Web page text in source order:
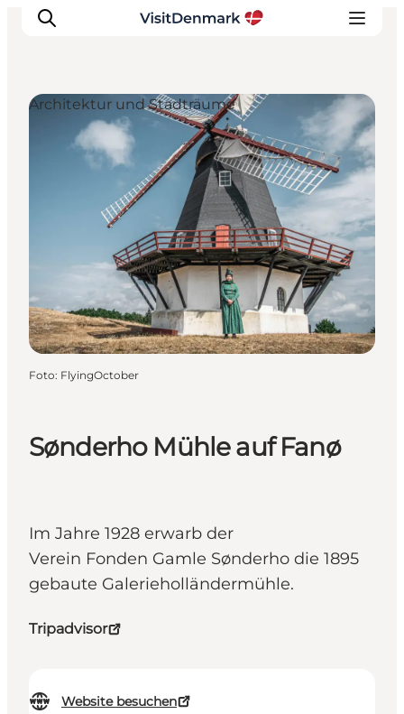
Inspiration
Regionen
Erlebnisse
Unterkünfte
Reiseplanung
Sønderho Mühle auf Fanø
Im Jahre 1928 erwarb der
Verein Fonden Gamle Sønderho die 1895
gebaute Galerieholländermühle.
Tripadvisor
Website besuchen
Architektur und Stadträume
Foto: FlyingOctober